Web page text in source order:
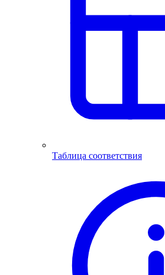
Таблица соответствия